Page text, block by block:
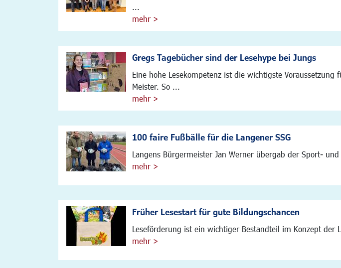
...
mehr >
Gregs Tagebücher sind der Lesehype bei Jungs
Eine hohe Lesekompetenz ist die wichtigste
Meister. So ...
mehr >
100 faire Fußbälle für die Langener SSG
Langens Bürgermeister Jan Werner übergab der Sport-
mehr >
Früher Lesestart für gute Bildungschancen
Leseförderung ist ein wichtiger Bestandteil im Konzept
mehr >